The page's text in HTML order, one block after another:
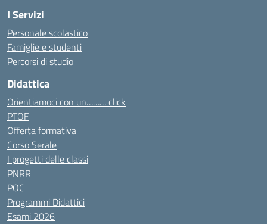
I Servizi
Personale scolastico
Famiglie e studenti
Percorsi di studio
Didattica
Orientiamoci con un……… click
PTOF
Offerta formativa
Corso Serale
I progetti delle classi
PNRR
POC
Programmi Didattici
Esami 2026